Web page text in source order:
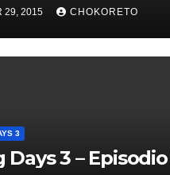
29, 2015 CHOKORETO
3
Days 3 – Episodio